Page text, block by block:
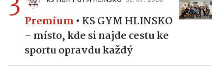
Premium • KS GYM HLINSKO
– místo, kde si najde cestu ke
sportu opravdu každý